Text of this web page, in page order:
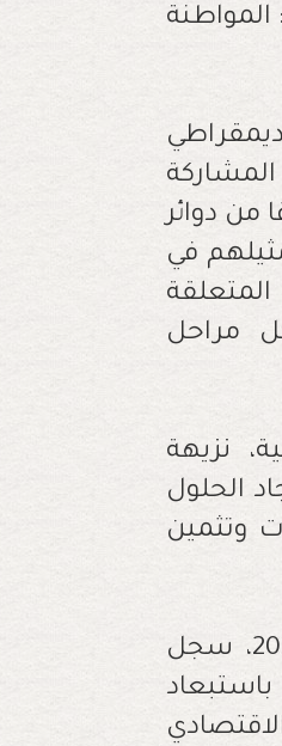
2023 لقاء بعنوان: المواطنة
من دوائر
في
مراحل
نزيهة
الحلول
وتثمين
واستحضارا منهم لمضمون الخطاب الملكي يوم 20 غشت 2022، سجل